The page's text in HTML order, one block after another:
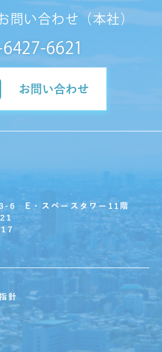
問い合わせ（本社）
6621
お問い合わせ
6 E・スペースタワー11階
針